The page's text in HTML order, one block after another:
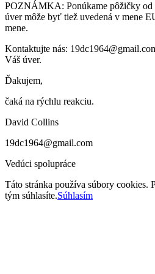
POZNÁMKA: Ponúkame pôžičky od
úver môže byť tiež uvedená v mene
mene.
Kontaktujte nás:
Váš úver.
Ďakujem,
čaká na rýchlu reakciu.
David Collins
19dc1964@gmail.com
Vedúci spolupráce
Táto stránka používa súbory cookies.
tým súhlasíte.Súhlasím